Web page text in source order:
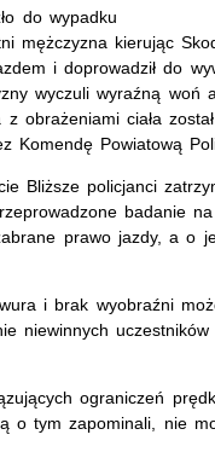
do wypadku
mężczyzna kierując
i doprowadził do
wyczuli wyraźną woń
obrażeniami ciała
Komendę Powiatową
Bliższe policjanci
badanie
prawo jazdy, a o
i brak wyobraźni
niewinnych
ograniczeń
o tym zapominali, nie